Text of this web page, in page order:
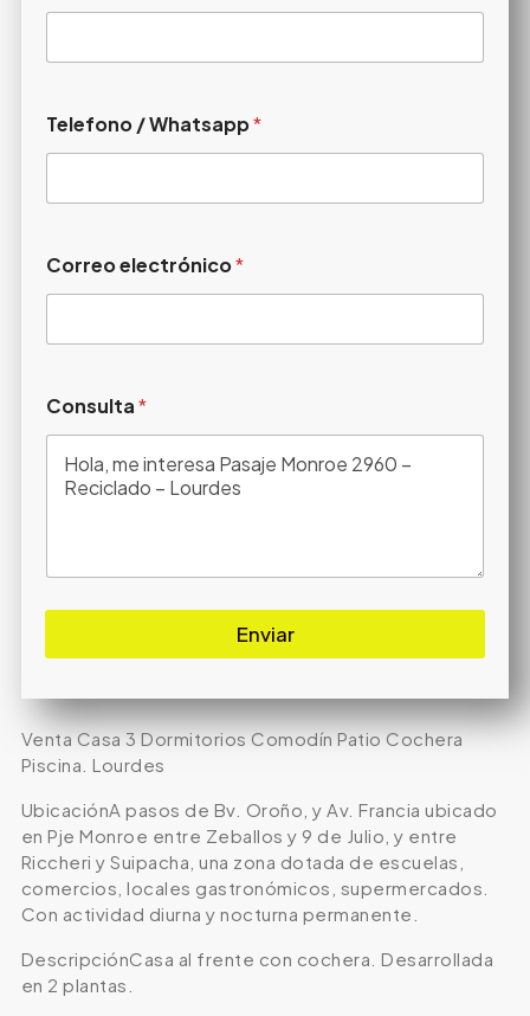
Telefono / Whatsapp*
Correo electrónico*
Consulta*
Enviar
Venta Casa 3 Dormitorios Comodín Patio Cochera
Piscina. Lourdes
UbicaciónA pasos de Bv. Oroño, y Av. Francia ubicado
en Pje Monroe entre Zeballos y 9 de Julio, y entre
Riccheri y Suipacha, una zona dotada de escuelas,
comercios, locales gastronómicos, supermercados.
Con actividad diurna y nocturna permanente.
DescripciónCasa al frente con cochera. Desarrollada
en 2 plantas.